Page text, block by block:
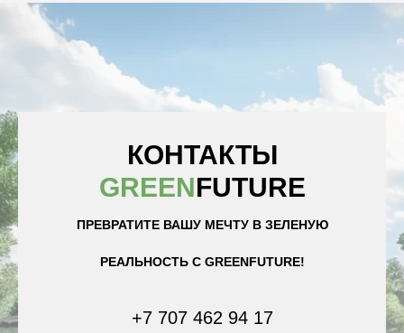
КОНТАКТЫ
GREENFUTURE
ПРЕВРАТИТЕ ВАШУ МЕЧТУ В ЗЕЛЕНУЮ
РЕАЛЬНОСТЬ С GREENFUTURE!
+7 707 462 94 17